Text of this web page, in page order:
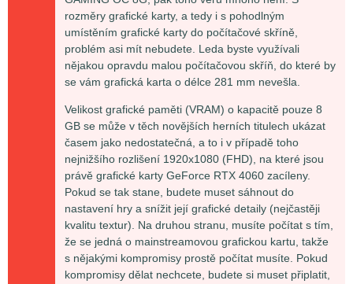
rozměry grafické karty, a tedy i s pohodlným
umístěním grafické karty do počítačové skříně,
problém asi mít nebudete. Leda byste využívali
nějakou opravdu malou počítačovou skříň, do které by
se vám grafická karta o délce 281 mm nevešla.
Velikost grafické paměti (VRAM) o kapacitě pouze 8
GB se může v těch novějších herních titulech ukázat
časem jako nedostatečná, a to i v případě toho
nejnižšího rozlišení 1920x1080 (FHD), na které jsou
právě grafické karty GeForce RTX 4060 zacíleny.
Pokud se tak stane, budete muset sáhnout do
nastavení hry a snížit její grafické detaily (nejčastěji
kvalitu textur). Na druhou stranu, musíte počítat s tím,
že se jedná o mainstreamovou grafickou kartu, takže
s nějakými kompromisy prostě počítat musíte. Pokud
kompromisy dělat nechcete, budete si muset připlatit,